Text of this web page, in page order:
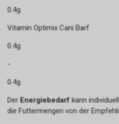
0.4g
Vitamin Optimix Cani Barf
0.4g
-
0.4g
Der Energiebedarf kann
die Futtermengen von der